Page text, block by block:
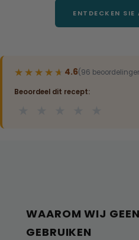
ENTDECKEN SIE
★★★★★
★★★★★ 4.6(96
Beoordeel dit recept:
WAAROM WIJ
GEBRUIKEN